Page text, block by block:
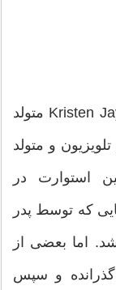
کریستن جیمز استوارت Kristen Jaymes Stewart متولد
و تلویزیون و متولد
استوارت در
که توسط پدر
اما بعضی از
گذرانده و سپس